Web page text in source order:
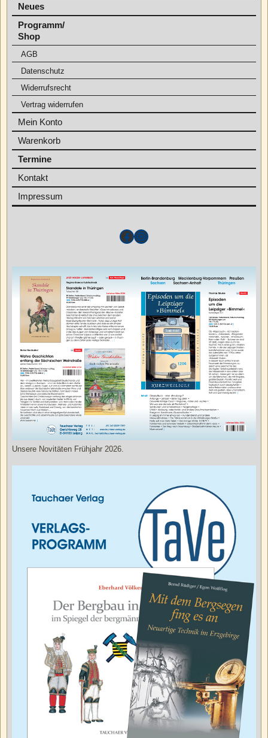
Neues
Programm/
Shop
AGB
Datenschutz
Widerrufsrecht
Vertrag widerrufen
Mein Konto
Warenkorb
Termine
Kontakt
Impressum
Unsere Novitäten Frühjahr 2026.